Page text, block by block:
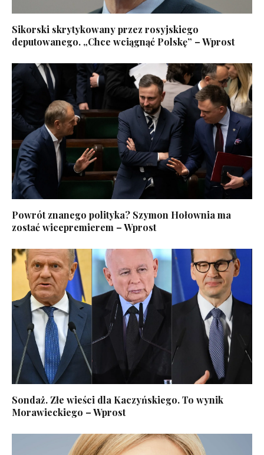
Sikorski skrytykowany przez rosyjskiego
deputowanego. „Chce wciągnąć Polskę” – Wprost
Powrót znanego polityka? Szymon Hołownia ma
zostać wicepremierem – Wprost
Sondaż. Złe wieści dla Kaczyńskiego. To wynik
Morawieckiego – Wprost